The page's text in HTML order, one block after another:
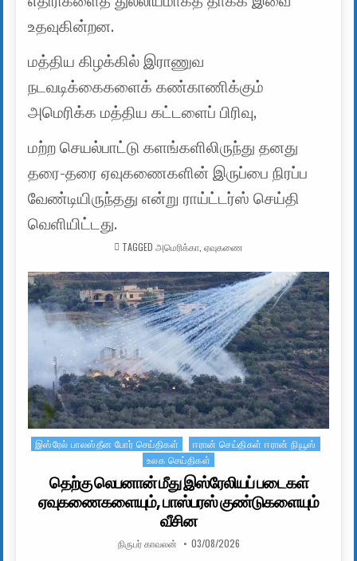
உதவுகின்றன.
மத்திய கிழக்கில் இராணுவ
நடவடிக்கைகளைக் கண்காணிக்கும்
அமெரிக்க மத்திய கட்டளைப் பிரிவு,
மற்ற செயல்பாட்டு களங்களிலிருந்து தனது
தரை-தரை ஏவுகணைகளின் இருப்பை நிரப்ப
வேண்டியிருந்தது என்று ராய்ட்டர்ஸ் செய்தி
வெளியிட்டது.
TAGGED அமெரிக்கா, ஏவுகணை
Posted in
இஸ்ரேல் பாலஸ்தீன போர் செய்திகள்
ஈரான் செய்திகள் ஈரான் நியூஸ்
உலக செய்திகள்
தெற்கு லெபனான் மீது இஸ்ரேலியப் படைகள்
ஏவுகணைகளையும், பாஸ்பரஸ் குண்டுகளையும்
வீசின
AUTHOR:
நிருபர் காவலன் PUBLISHED DATE:
03/08/2026